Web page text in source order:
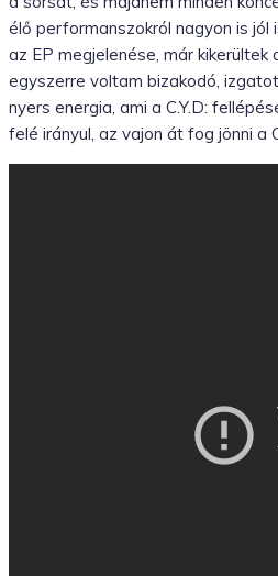
élő performanszokról nagyon is jól
az EP megjelenése, már
egyszerre voltam bizakodó,
nyers energia, ami a C.Y.D:
felé irányul, az vajon át fog jönni a